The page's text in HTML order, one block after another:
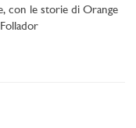
con le storie di Orange